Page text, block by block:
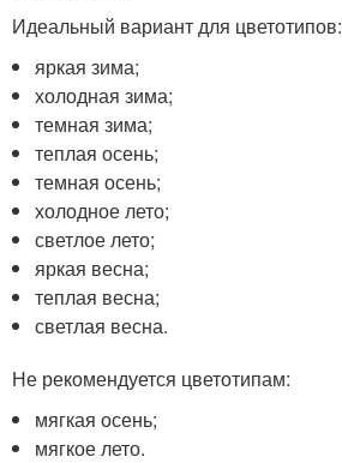
Идеальный вариант для цветотипов:
яркая зима;
холодная зима;
темная зима;
теплая осень;
темная осень;
холодное лето;
светлое лето;
яркая весна;
теплая весна;
светлая весна.
Не рекомендуется цветотипам:
мягкая осень;
мягкое лето.